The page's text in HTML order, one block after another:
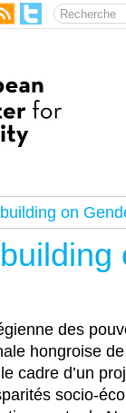
on
des
hongroise
cadre d’un
socio-